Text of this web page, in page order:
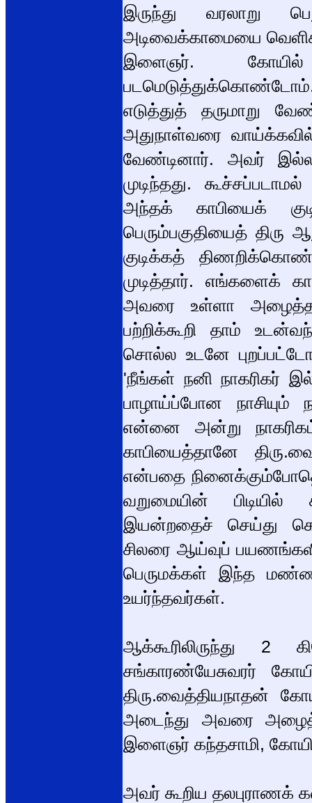
இருந்து வரலாறு
அடிவைக்காமையை
இளைஞர்.
எடுத்துத் தருமாறு
அதுநாள்வரை
வேண்டினார். அவர்
முடிந்தது.
அந்தக் காபியைக்
பெரும்பகுதியைத்
குடிக்கத்
முடித்தார். எங்களைக்
அவரை உள்ளா
பற்றிக்கூறி தாம்
சொல்ல உடனே
'நீங்கள் நனி நாகரிகர்
பாழாய்ப்போன நாசியும்
என்னை அன்று
காபியைத்தானே
என்பதை
வறுமையின் பிடியில்
இயன்றதைச் செய்து
சிலரை ஆய்வுப்
பெருமக்கள் இந்த
உயர்ந்தவர்கள்.
ஆக்கூரிலிருந்து 2
சங்காரண்யேசுவரர்
திரு.வைத்தியநாதன்
அடைந்து அவரை
இளைஞர் கந்தசாமி,
அவர் கூறிய